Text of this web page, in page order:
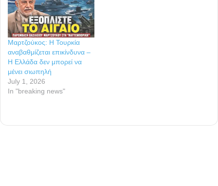
Μαρτζούκος: Η Τουρκία
αναβαθμίζεται επικίνδυνα –
Η Ελλάδα δεν μπορεί να
μένει σιωπηλή
July 1, 2026
In "breaking news"